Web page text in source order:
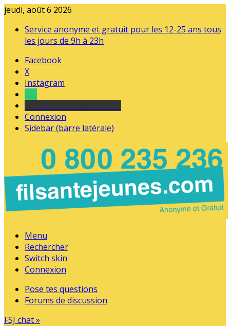
jeudi, août 6 2026
Service anonyme et gratuit pour les 12-25 ans tous
les jours de 9h à 23h
Facebook
X
Instagram
Connexion
Sidebar (barre latérale)
Menu
Rechercher
Switch skin
Connexion
Pose tes questions
Forums de discussion
FSJ chat »